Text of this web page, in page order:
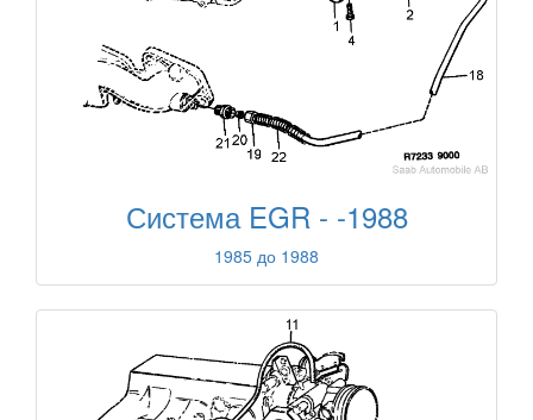
Система EGR - -1988
1985 до 1988